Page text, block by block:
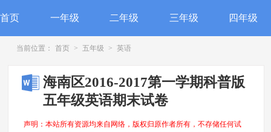
首页 一年级 二年级 三年级 四年级
当前位置： 首页 > 五年级 > 英语
海南区2016-2017第一学期科普版
五年级英语期末试卷
声明：本站所有资源均来自网络，版权归原作者所有，不存储任何试